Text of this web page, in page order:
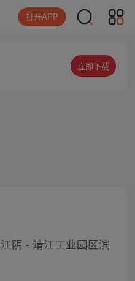
打开APP
立即下载
阴 - 靖江工业园区滨